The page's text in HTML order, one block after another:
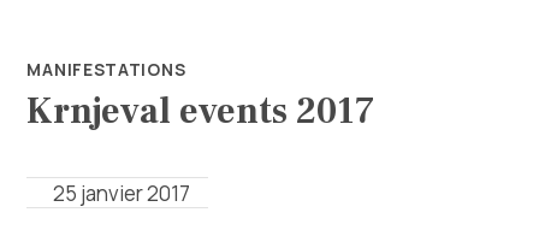
MANIFESTATIONS
Krnjeval events 2017
25 janvier 2017